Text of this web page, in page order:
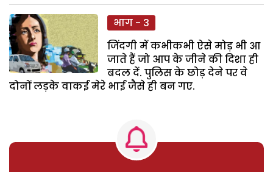
भाग - 3
जिंदगी में कभीकभी ऐसे मोड़ भी आ
जाते हैं जो आप के जीने की दिशा ही
बदल दें. पुलिस के छोड़ देने पर वे
दोनों लड़के वाकई मेरे भाई जैसे ही बन गए.